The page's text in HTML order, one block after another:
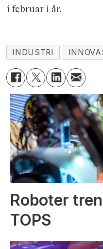
i februar i år.
INDUSTRI
Roboter
TOPS